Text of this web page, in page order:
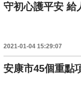
守初心護平安 給
2021-01-04 15:29:07
安康市45個重點